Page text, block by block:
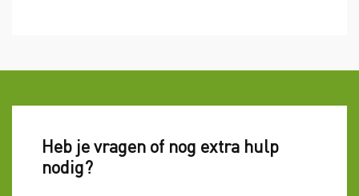
Heb je vragen of nog extra hulp
nodig?